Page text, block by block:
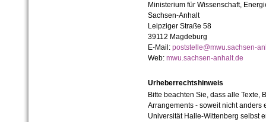
Ministerium für Wissenschaft,
Sachsen-Anhalt
Leipziger Straße 58
39112 Magdeburg
E-Mail: poststelle@mwu.sachsen-
Web: mwu.sachsen-anhalt.de
Urheberrechtshinweis
Bitte beachten Sie, dass alle Texte,
Arrangements - soweit nicht anders
Universität Halle-Wittenberg selbst